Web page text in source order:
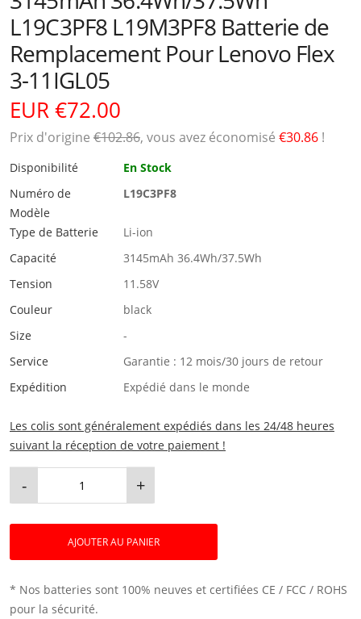
L19C3PF8 L19M3PF8 Batterie de
Remplacement Pour Lenovo Flex
3-11IGL05
EUR €72.00
Prix ​​d'origine €102.86, vous avez économisé €30.86 !
Disponibilité
En Stock
Numéro de
Modèle
L19C3PF8
Type de Batterie
Li-ion
Capacité
3145mAh 36.4Wh/37.5Wh
Tension
11.58V
Couleur
black
Size
-
Service
Garantie : 12 mois/30 jours de retour
Expédition
Expédié dans le monde
Les colis sont généralement expédiés dans les 24/48 heures
suivant la réception de votre paiement !
- +
AJOUTER AU PANIER
* Nos batteries sont 100% neuves et certifiées CE / FCC / ROHS
pour la sécurité.